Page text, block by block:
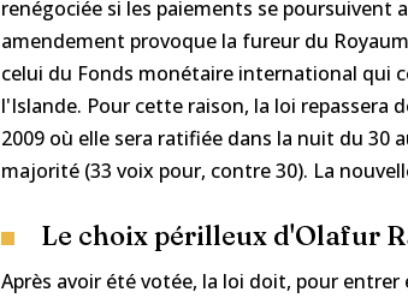
renégociée si les paiements se poursuivent
amendement provoque la fureur du
celui du Fonds monétaire international qui
l'Islande. Pour cette raison, la loi repassera
2009 où elle sera ratifiée dans la nuit du 30
majorité (33 voix pour, contre 30). La
Le choix périlleux d'Olafur
Après avoir été votée, la loi doit, pour